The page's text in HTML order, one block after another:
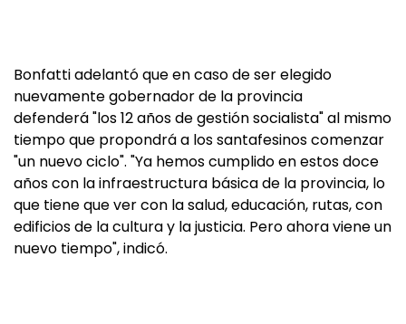
Bonfatti adelantó que en caso de ser elegido
nuevamente gobernador de la provincia
defenderá "los 12 años de gestión socialista" al mismo
tiempo que propondrá a los santafesinos comenzar
"un nuevo ciclo". "Ya hemos cumplido en estos doce
años con la infraestructura básica de la provincia, lo
que tiene que ver con la salud, educación, rutas, con
edificios de la cultura y la justicia. Pero ahora viene un
nuevo tiempo", indicó.